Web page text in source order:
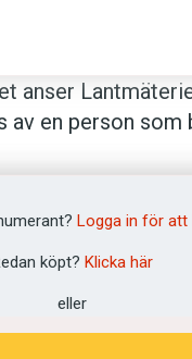
anser
en person som
fått sitt namn av
Lantmäteriet ett
skäl.
Logga in för att
köpt? Klicka här
eller